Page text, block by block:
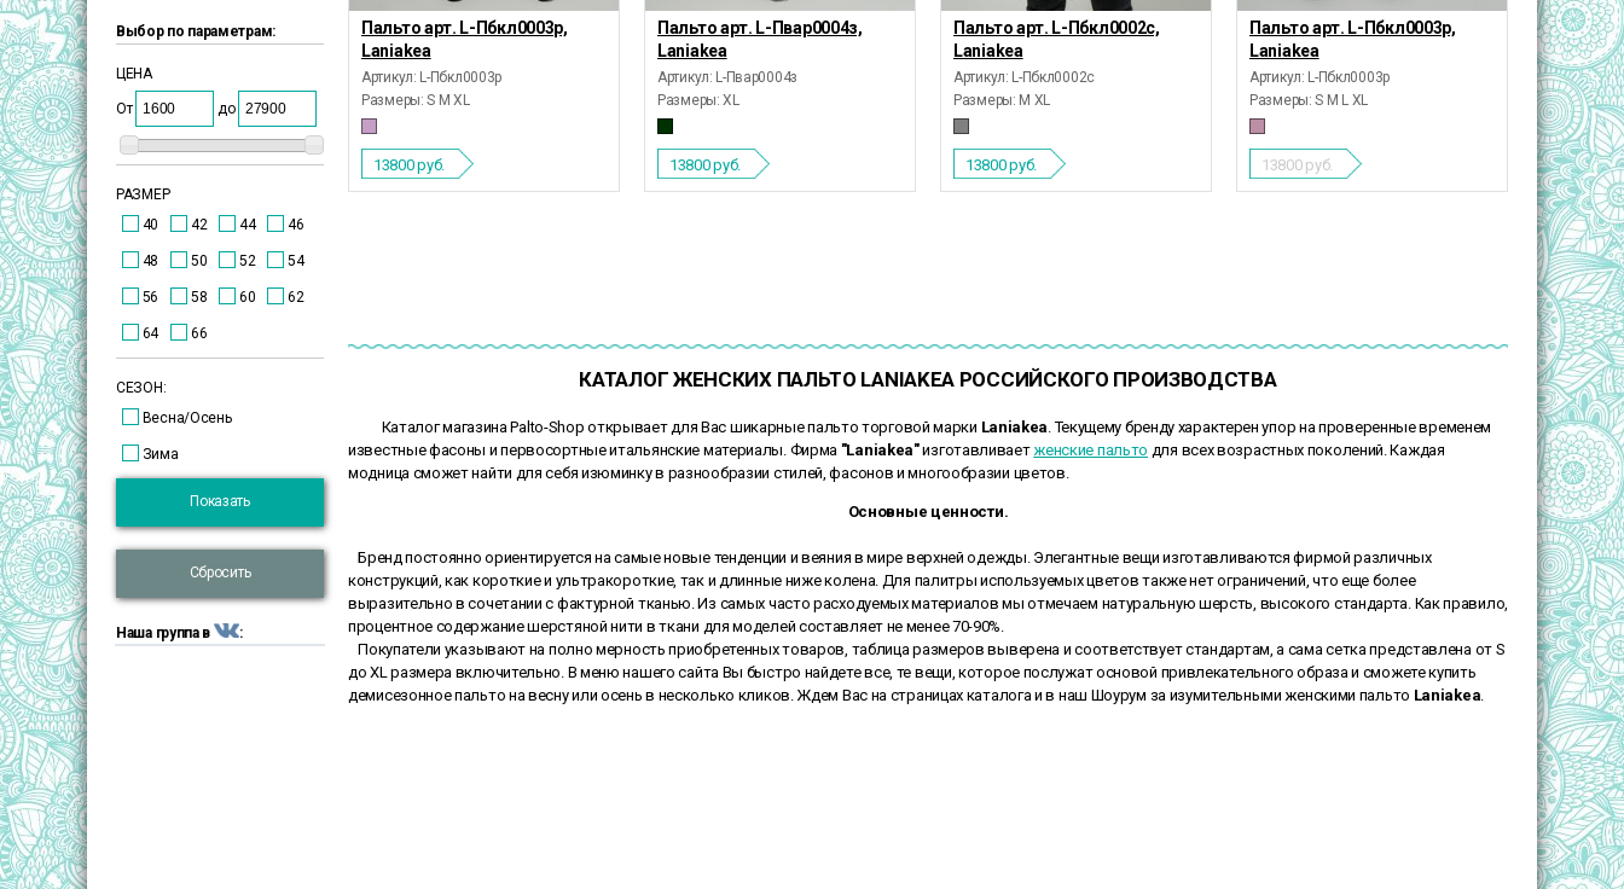
Выбор по параметрам:
ЦЕНА
От до
РАЗМЕР
40
42 44 46
48 50 52 54
56 58 60 62
64 66
СЕЗОН:
Весна/Осень
Зима
Показать
Сбросить
Наша группа в :
Пальто арт. L-Пбкл0003р,
Laniakea
Артикул: L-Пбкл0003р
Размеры: S M XL
13800руб.
Пальто арт. L-Пвар0004з,
Laniakea
Артикул: L-Пвар0004з
Размеры: XL
13800руб.
Пальто арт. L-Пбкл0002с,
Laniakea
Артикул: L-Пбкл0002с
Размеры: M XL
13800руб.
Пальто арт. L-Пбкл0003р,
Laniakea
Артикул: L-Пбкл0003р
Размеры: S M L XL
13800 руб.
КАТАЛОГ ЖЕНСКИХ ПАЛЬТО LANIAKEA РОССИЙСКОГО ПРОИЗВОДСТВА
Каталог магазина Palto-Shop открывает для Вас шикарные пальто торговой марки Laniakea . Текущему бренду характерен упор на проверенные временем
известные фасоны и первосортные итальянские материалы. Фирма "Laniakea"изготавливает женские пальто для всех возрастных поколений. Каждая
модница сможет найти для себя изюминку в разнообразии стилей, фасонов и многообразии цветов.
Основные ценности.
Бренд постоянно ориентируется на самые новые тенденции и веяния в мире верхней одежды. Элегантные вещи изготавливаются фирмой различных
конструкций, как короткие и ультракороткие, так и длинные ниже колена. Для палитры используемых цветов также нет ограничений, что еще более
выразительно в сочетании с фактурной тканью. Из самых часто расходуемых материалов мы отмечаем натуральную шерсть, высокого стандарта. Как правило,
процентное содержание шерстяной нити в ткани для моделей составляет не менее 70-90%.
Покупатели указывают на полно мерность приобретенных товаров, таблица размеров выверена и соответствует стандартам, а сама сетка представлена от S
до XL размера включительно. В меню нашего сайта Вы быстро найдете все, те вещи, которое послужат основой привлекательного образа и сможете купить
демисезонное пальто на весну или осень в несколько кликов. Ждем Вас на страницах каталога и в наш Шоурум за изумительными женскими пальто Laniakea